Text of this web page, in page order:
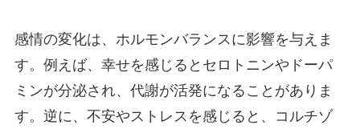
感情の変化は、ホルモンバランスに影響を与えま
す。例えば、幸せを感じるとセロトニンやドーパ
ミンが分泌され、代謝が活発になることがありま
す。逆に、不安やストレスを感じると、コルチゾ